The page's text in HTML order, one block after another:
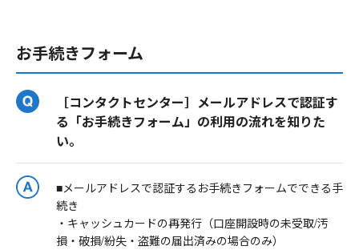
お手続きフォーム
［コンタクトセンター］メールアドレスで認証す
る「お手続きフォーム」の利用の流れを知りた
い。
■メールアドレスで認証するお手続きフォームでできる手
続き
・キャッシュカードの再発行（口座開設時の未受取/汚
損・破損/紛失・盗難の届出済みの場合のみ）